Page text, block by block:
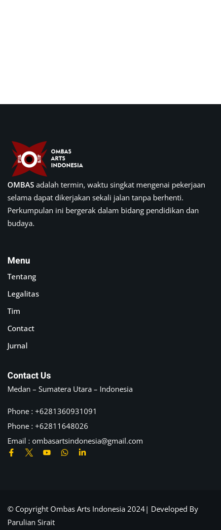
OMBAS adalah termin, waktu singkat mengenai pekerjaan
selama dapat dikerjakan sekali jalan tanpa berhenti.
Perkumpulan ini bergerak dalam bidang pendidikan dan
budaya.
Menu
Tentang
Legalitas
Tim
Contact
Jurnal
Contact Us
Medan – Sumatera Utara – Indonesia
Phone : +6281360931091
Phone : +62811648026
Email : ombasartsindonesia@gmail.com
© Copyright Ombas Arts Indonesia 2024| Developed By
Parulian Sirait